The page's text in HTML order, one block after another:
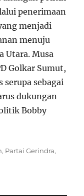
penerimaan
menjadi
menuju
Utara. Musa
Golkar Sumut,
sebagai
dukungan
Bobby
, Partai Gerindra,